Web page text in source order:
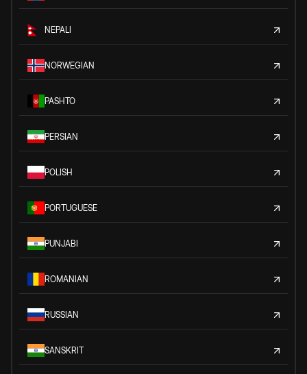
NEPALI
NORWEGIAN
PASHTO
PERSIAN
POLISH
PORTUGUESE
PUNJABI
ROMANIAN
RUSSIAN
SANSKRIT